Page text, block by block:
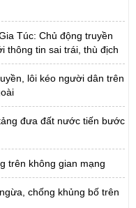
Túc: Chủ động truyền
thông tin sai trái, thù địch
lôi kéo người dân trên
đưa đất nước tiến bước
trên không gian mạng
chống khủng bố trên